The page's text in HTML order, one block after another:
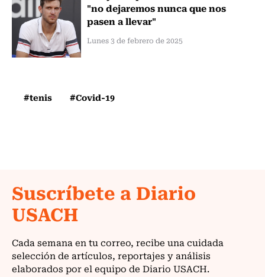
"no dejaremos nunca que nos
pasen a llevar"
Lunes 3 de febrero de 2025
#tenis #Covid-19